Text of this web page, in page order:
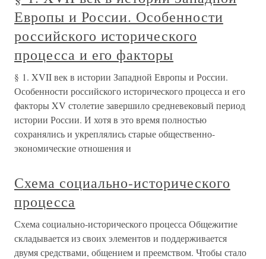
Европы и России. Особенности
российского исторического
процесса и его факторы
§ 1. XVII век в истории Западной Европы и России.
Особенности российского исторического процесса и его
факторы XV столетие завершило средневековый период
истории России. И хотя в это время полностью
сохранялись и укреплялись старые общественно-
экономические отношения и
Схема социально-исторического
процесса
Схема социально-исторического процесса Общежитие
складывается из своих элементов и поддерживается
двумя средствами, общением и преемством. Чтобы стало